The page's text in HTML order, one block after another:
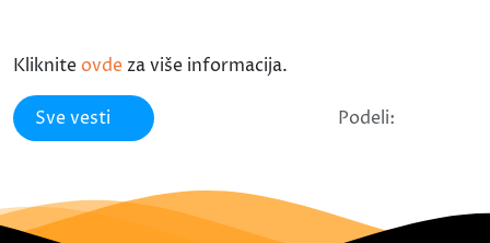
Kliknite ovde za više informacija.
Sve vesti Podeli: